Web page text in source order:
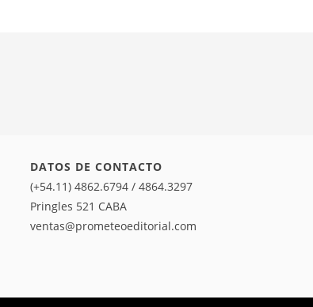
DATOS DE CONTACTO
(+54.11) 4862.6794 / 4864.3297
Pringles 521 CABA
ventas@prometeoeditorial.com